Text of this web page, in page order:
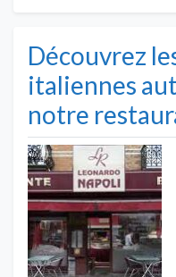
Découvrez
italiennes
notre